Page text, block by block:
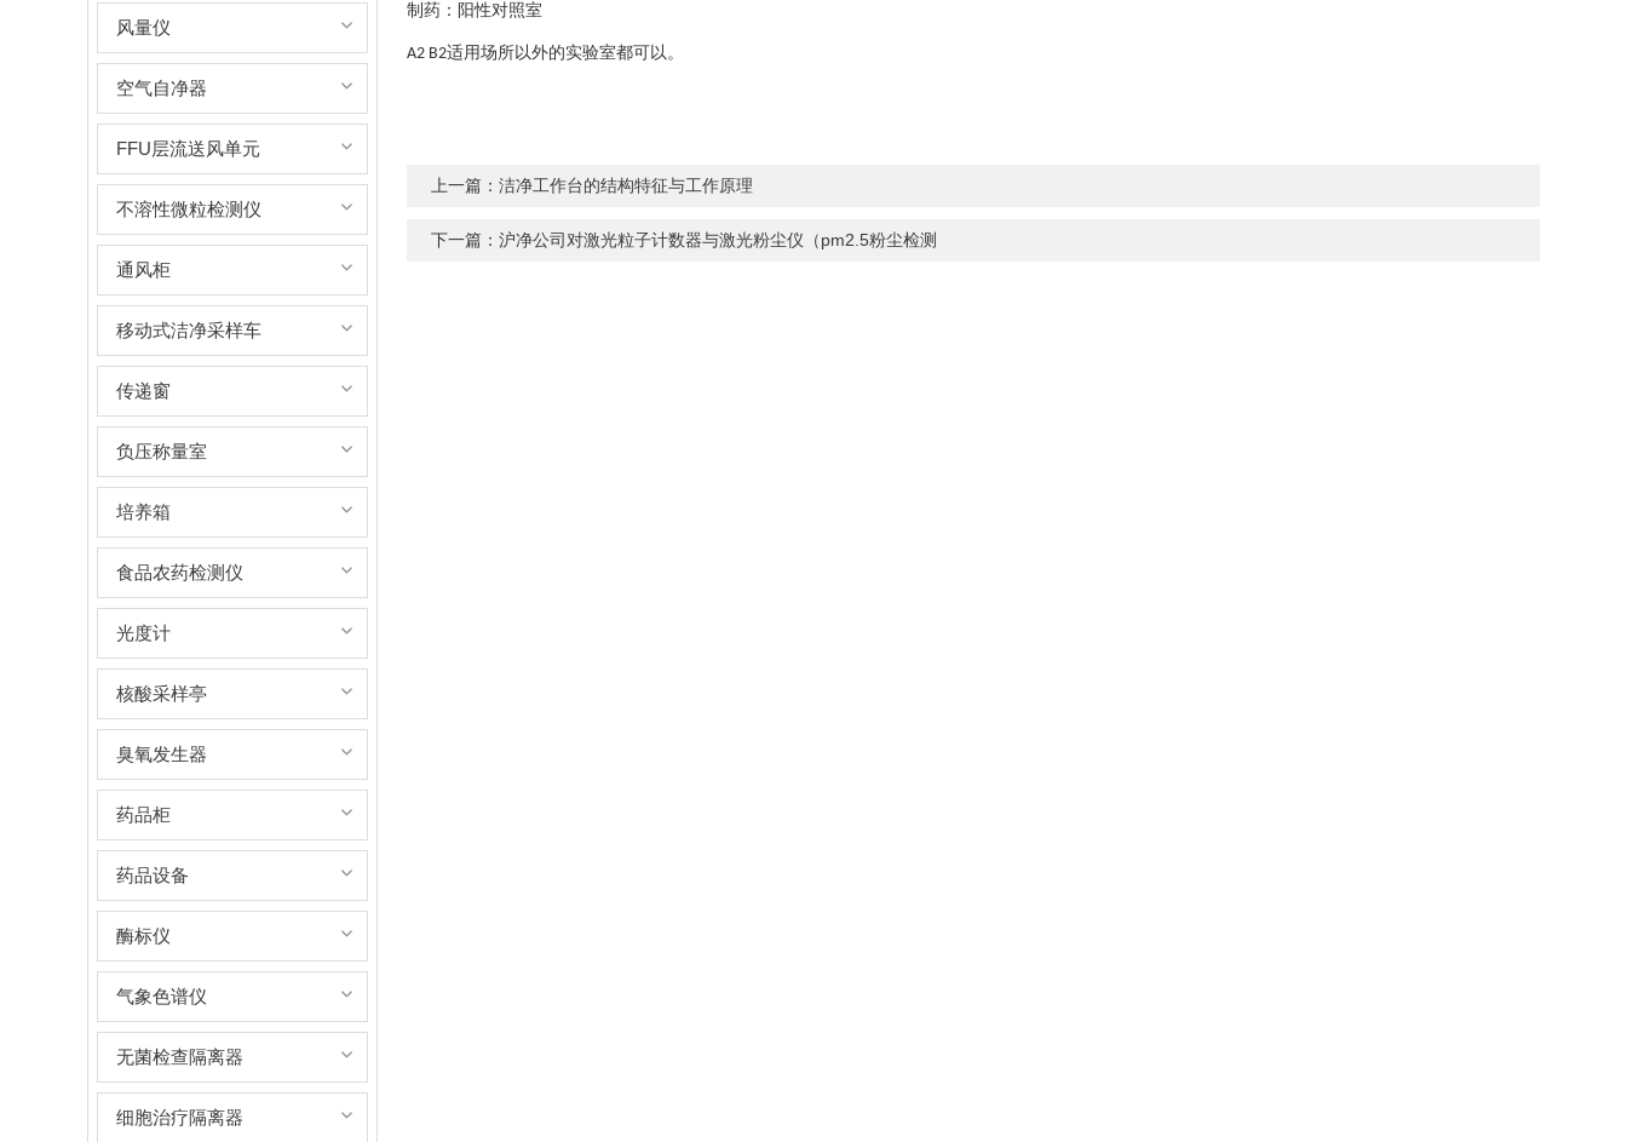
制药：阳性对照室
A2 B2适用场所以外的实验室都可以。
上一篇： 洁净工作台的结构特征与工作原理
下一篇： 沪净公司对激光粒子计数器与激光粉尘仪（pm2.5粉尘检测
风量仪
空气自净器
FFU层流送风单元
不溶性微粒检测仪
通风柜
移动式洁净采样车
传递窗
负压称量室
培养箱
食品农药检测仪
光度计
核酸采样亭
臭氧发生器
药品柜
药品设备
酶标仪
气象色谱仪
无菌检查隔离器
细胞治疗隔离器